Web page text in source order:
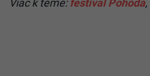
Viac k téme: festival Pohoda,